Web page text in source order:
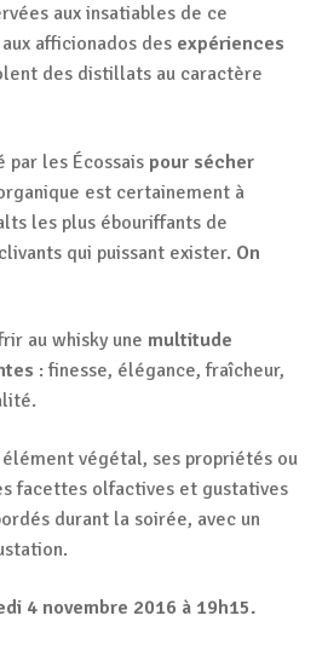
aux insatiables de ce
afficionados des expériences
des distillats au caractère
les Écossais pour sécher
est certainement à
les plus ébouriffants de
qui puissant exister. On
au whisky une multitude
: finesse, élégance, fraîcheur,
végétal, ses propriétés ou
facettes olfactives et gustatives
durant la soirée, avec un
4 novembre 2016 à 19h15.